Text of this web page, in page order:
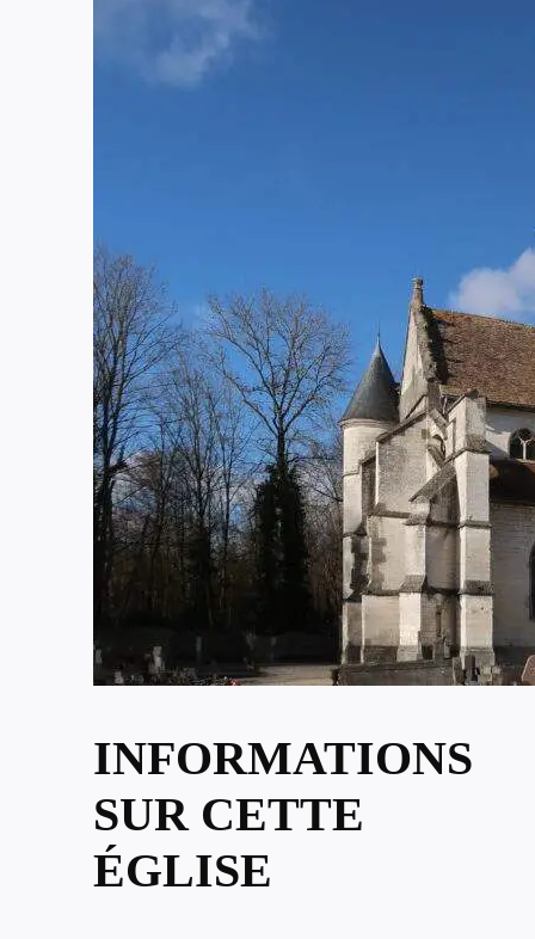
INFORMATIONS
SUR CETTE
ÉGLISE